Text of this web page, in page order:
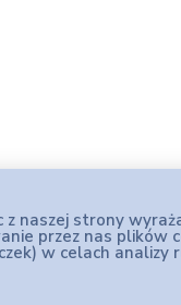
z naszej strony
przez nas plików
w celach analizy